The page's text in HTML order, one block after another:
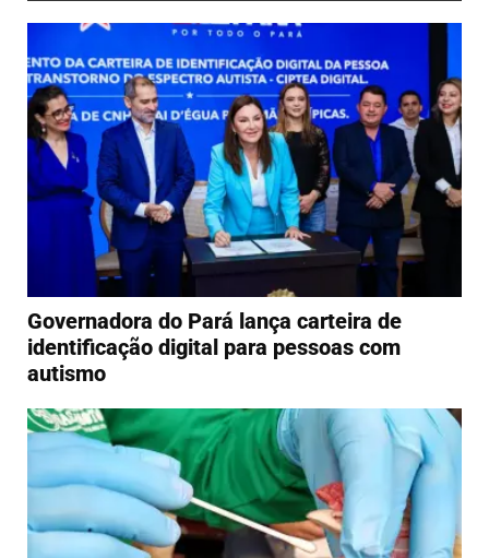
Governadora do Pará lança carteira de
identificação digital para pessoas com
autismo